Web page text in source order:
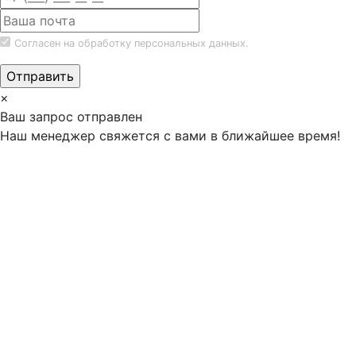
Согласен на обработку персональных данных.
×
Ваш запрос отправлен
Наш менеджер свяжется с вами в ближайшее время!